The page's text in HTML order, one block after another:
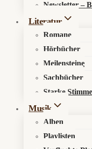
Newsletter –
Literatur
Romane
Hörbücher
Meilensteine
Sachbücher
Starke
Musik
Alben
Playlisten